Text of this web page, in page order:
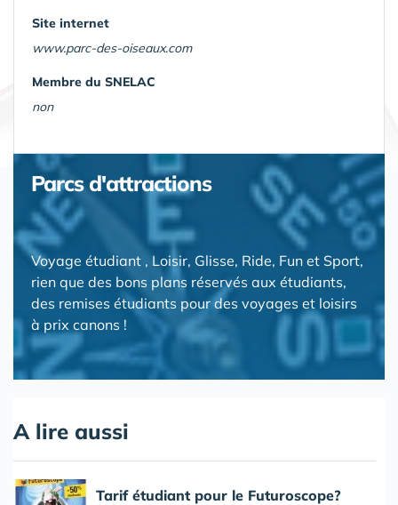
Site internet
www.parc-des-oiseaux.com
Membre du SNELAC
non
Parcs d'attractions
Voyage étudiant , Loisir, Glisse, Ride, Fun et Sport,
rien que des bons plans réservés aux étudiants,
des remises étudiants pour des voyages et loisirs
à prix canons !
A lire aussi
Tarif étudiant pour le Futuroscope?